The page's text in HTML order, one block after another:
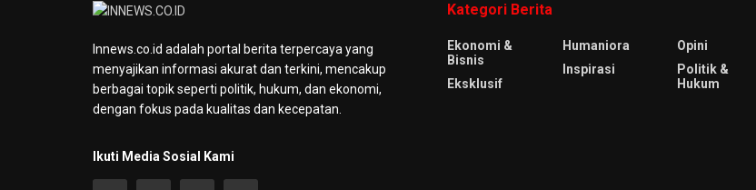
Innews.co.id adalah portal berita terpercaya yang
menyajikan informasi akurat dan terkini, mencakup
berbagai topik seperti politik, hukum, dan ekonomi,
dengan fokus pada kualitas dan kecepatan.
Ikuti Media Sosial Kami
Kategori Berita
Ekonomi &
Bisnis
Eksklusif
Humaniora
Inspirasi
Opini
Politik &
Hukum